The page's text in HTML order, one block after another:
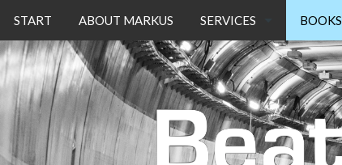
START ABOUT MARKUS SERVICES
WHAT ARE DSLS?
DO YOU NEED A DSL?
ADOPTION OF DSLS
BOOKS